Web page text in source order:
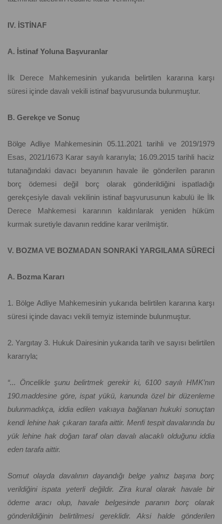
IV. İSTİNAF
A. İstinaf Yoluna Başvuranlar
İlk Derece Mahkemesinin yukarıda belirtilen kararına karşı
süresi içinde davalı vekili istinaf başvurusunda bulunmuştur.
B. Gerekçe ve Sonuç
Bölge Adliye Mahkemesinin 05.11.2021 tarihli ve 2019/1979
Esas, 2021/1673 Karar sayılı kararıyla; 16.09.2015 tarihli haciz
tutanağındaki davacı beyanının havale ile gönderilen paranın
borç ödemesi değil borç olarak gönderildiğini ispatladığı
gerekçesiyle davalı vekilinin istinaf başvurusunun kabulü ile İlk
Derece Mahkemesi kararının kaldırılarak yeniden hüküm
kurmak suretiyle davanın reddine karar verilmiştir.
V. BOZMA VE BOZMADAN SONRAKİ YARGILAMA SÜRECİ
A. Bozma Kararı
1. Bölge Adliye Mahkemesinin yukarıda belirtilen kararına karşı
süresi içinde davacı vekili temyiz isteminde bulunmuştur.
2. Yargıtay 3. Hukuk Dairesinin yukarıda tarih ve sayısı belirtilen
kararıyla;
“... Öncelikle şunu belirtmek gerekir ki, 6100 sayılı HMK’nın
190.maddesine göre, ispat yükü, kanunda özel bir düzenleme
bulunmadıkça, iddia edilen vakıaya bağlanan hukuki sonuçtan
kendi lehine hak çıkaran tarafa aittir. Menfi tespit davalarında bu
yük lehine hak doğan taraf olan davalı alacaklı olduğunu iddia
eden tarafa aittir.
Somut olayda davalının dayandığı belge yalnız başına borç
verildiğini ispata yeterli değildir. Zira kural olarak havale bir
ödeme aracı olup, havale belgesinde paranın borç olarak
gönderildiğinin belirtilmesi gereklidir. Aksi halde gönderilen